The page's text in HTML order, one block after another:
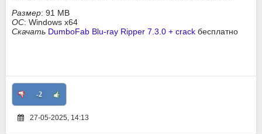
Размер: 91 MB
ОС: Windows x64
Скачать DumboFab Blu-ray Ripper 7.3.0 + crack бесплатно
-2
27-05-2025, 14:13